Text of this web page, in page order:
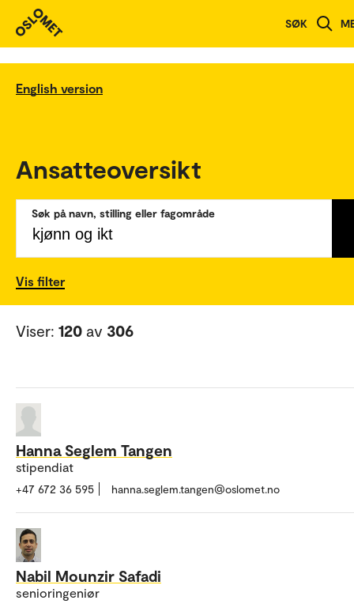
SØK
English version
Ansatteoversikt
Søk på navn, stilling eller fagområde
Vis filter
Viser: 120 av 306
Hanna Seglem Tangen
stipendiat
+47 672 36 595 hanna.seglem.tangen@oslomet.no
Nabil Mounzir Safadi
senioringeniør